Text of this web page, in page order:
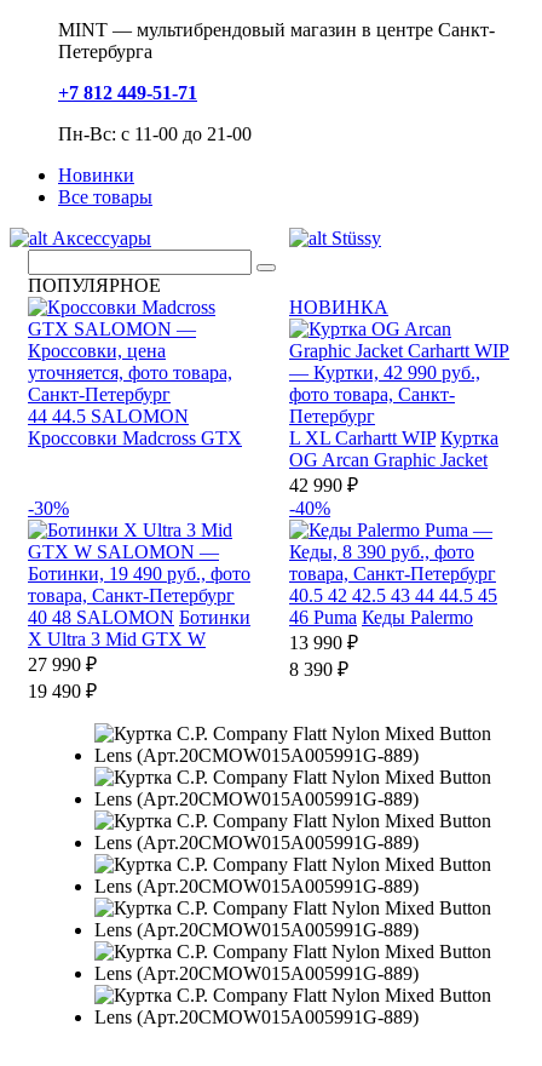
MINT — мультибрендовый магазин в центре Санкт-
Петербурга
+7 812 449-51-71
Пн-Вс: с 11-00 до 21-00
Новинки
Все товары
Аксессуары
Stüssy
ПОПУЛЯРНОЕ
44 44.5 SALOMON
Кроссовки Madcross GTX
НОВИНКА
L XL Carhartt WIP Куртка
OG Arcan Graphic Jacket
42 990 ₽
-30%
40 48 SALOMON Ботинки
X Ultra 3 Mid GTX W
27 990 ₽
19 490 ₽
-40%
40.5 42 42.5 43 44 44.5 45
46 Puma Кеды Palermo
13 990 ₽
8 390 ₽